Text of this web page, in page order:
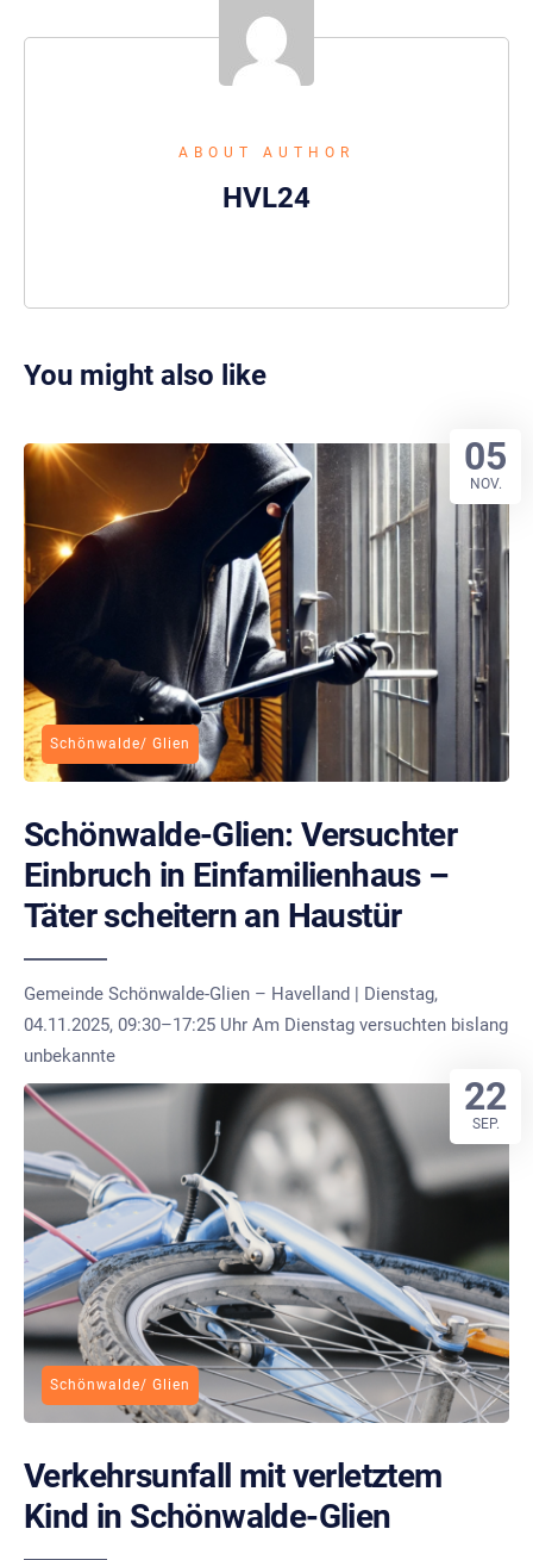
ABOUT AUTHOR
HVL24
You might also like
Schönwalde/ Glien
Schönwalde-Glien: Versuchter
Einbruch in Einfamilienhaus –
Täter scheitern an Haustür
Gemeinde Schönwalde-Glien – Havelland | Dienstag,
04.11.2025, 09:30–17:25 Uhr Am Dienstag versuchten bislang
unbekannte
05
NOV.
Schönwalde/ Glien
Verkehrsunfall mit verletztem
Kind in Schönwalde-Glien
22
SEP.